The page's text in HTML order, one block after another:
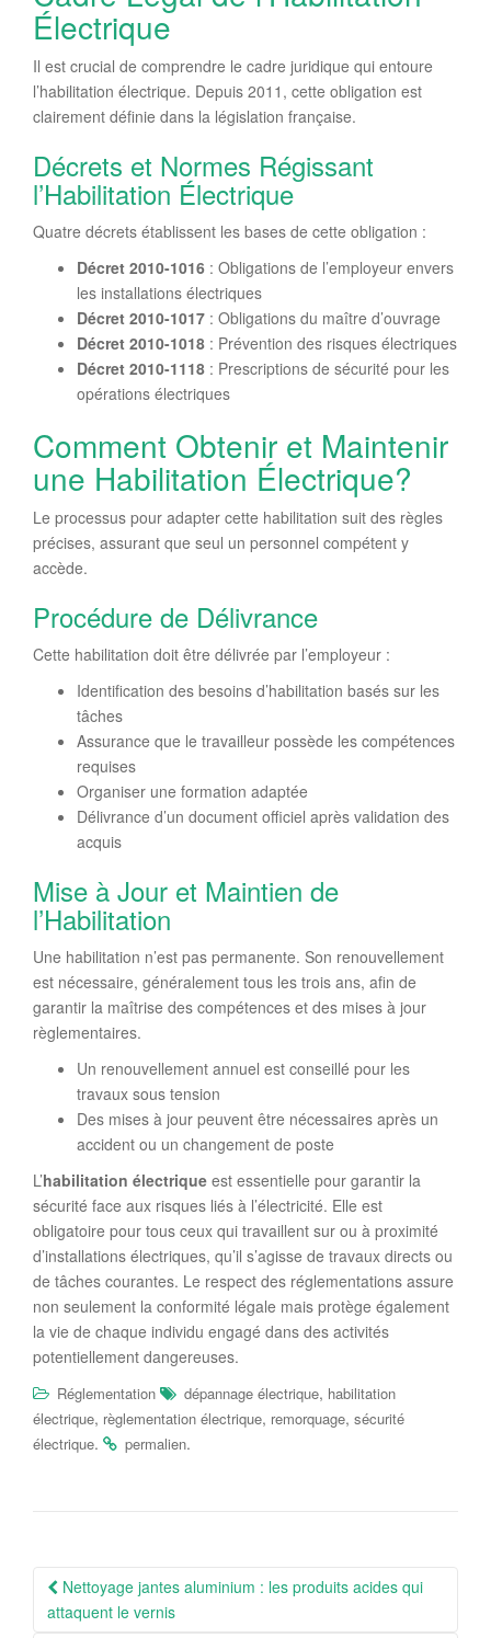
Électrique
Il est crucial de comprendre le cadre juridique qui entoure
l’habilitation électrique. Depuis 2011, cette obligation est
clairement définie dans la législation française.
Décrets et Normes Régissant
l’Habilitation Électrique
Quatre décrets établissent les bases de cette obligation :
Décret 2010-1016 : Obligations de l’employeur envers
les installations électriques
Décret 2010-1017 : Obligations du maître d’ouvrage
Décret 2010-1018 : Prévention des risques électriques
Décret 2010-1118 : Prescriptions de sécurité pour les
opérations électriques
Comment Obtenir et Maintenir
une Habilitation Électrique?
Le processus pour adapter cette habilitation suit des règles
précises, assurant que seul un personnel compétent y
accède.
Procédure de Délivrance
Cette habilitation doit être délivrée par l’employeur :
Identification des besoins d’habilitation basés sur les
tâches
Assurance que le travailleur possède les compétences
requises
Organiser une formation adaptée
Délivrance d’un document officiel après validation des
acquis
Mise à Jour et Maintien de
l’Habilitation
Une habilitation n’est pas permanente. Son renouvellement
est nécessaire, généralement tous les trois ans, afin de
garantir la maîtrise des compétences et des mises à jour
règlementaires.
Un renouvellement annuel est conseillé pour les
travaux sous tension
Des mises à jour peuvent être nécessaires après un
accident ou un changement de poste
L’habilitation électrique est essentielle pour garantir la
sécurité face aux risques liés à l’électricité. Elle est
obligatoire pour tous ceux qui travaillent sur ou à proximité
d’installations électriques, qu’il s’agisse de travaux directs ou
de tâches courantes. Le respect des réglementations assure
non seulement la conformité légale mais protège également
la vie de chaque individu engagé dans des activités
potentiellement dangereuses.
Réglementation dépannage électrique, habilitation
électrique, règlementation électrique, remorquage, sécurité
électrique. permalien.
Navigation
Article
Nettoyage jantes aluminium : les produits acides qui
attaquent le vernis